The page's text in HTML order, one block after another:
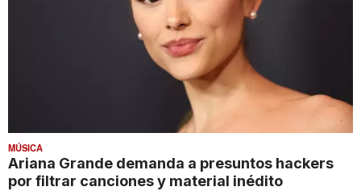
MÚSICA
Ariana Grande demanda a presuntos hackers
por filtrar canciones y material inédito